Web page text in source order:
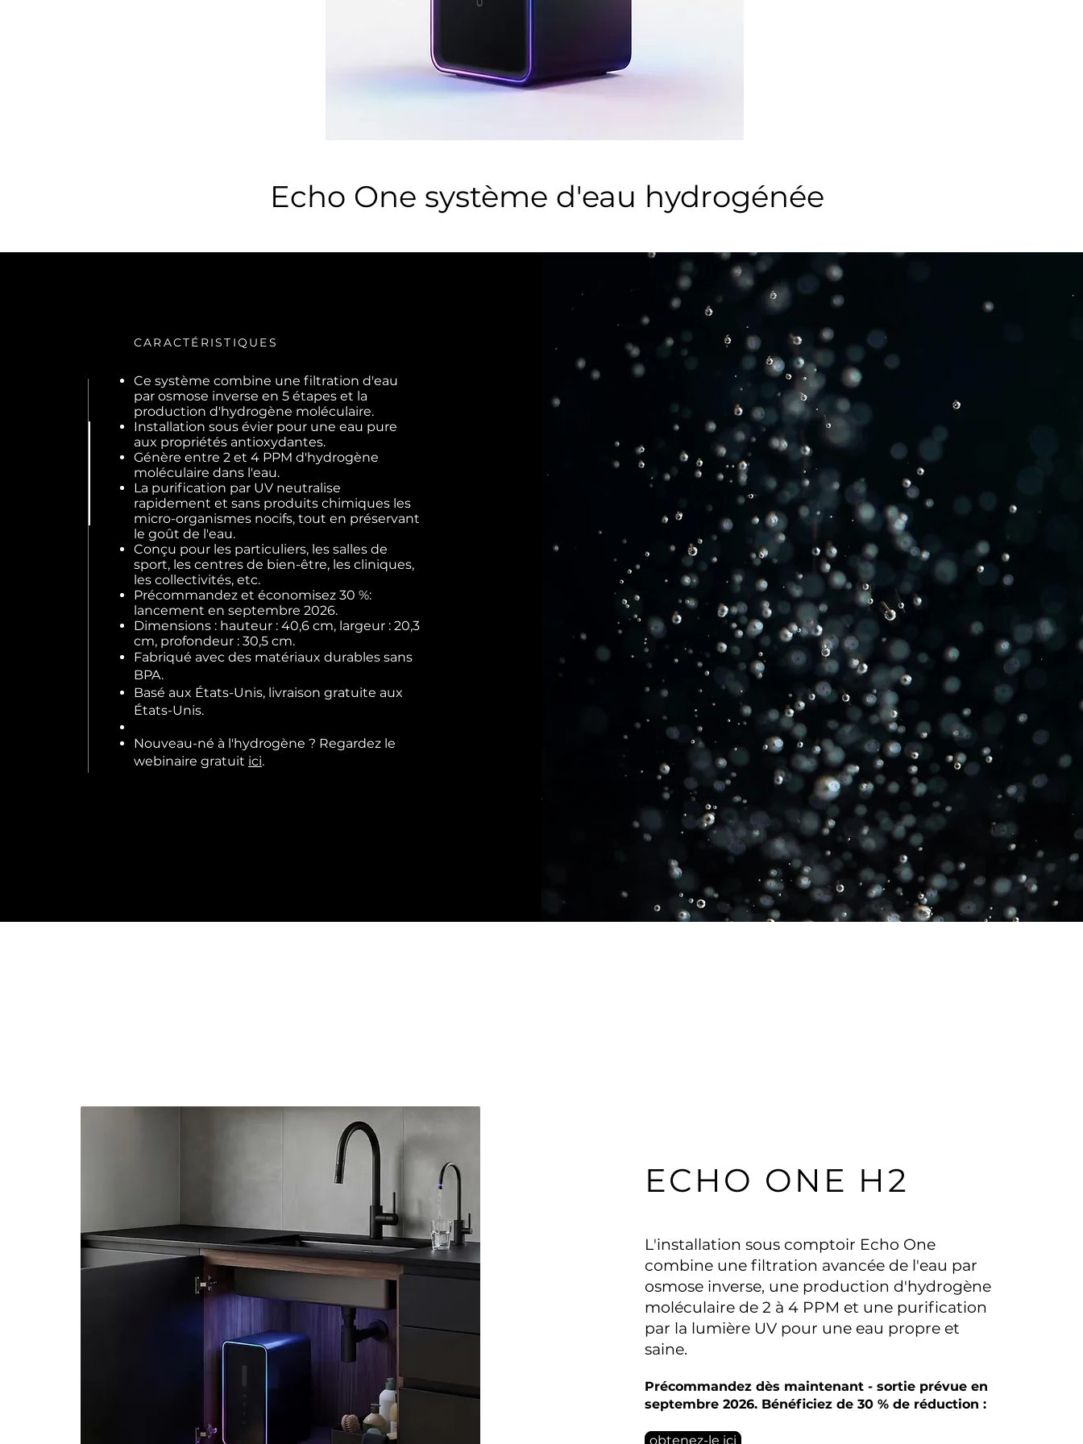
Echo One système d'eau hydrogénée
CARACTÉRISTIQUES
Ce système combine une filtration d'eau
par osmose inverse en 5 étapes et la
production d'hydrogène moléculaire.
Installation sous évier pour une eau pure
aux propriétés antioxydantes.
Génère entre 2 et 4 PPM d'hydrogène
moléculaire dans l'eau.
La purification par UV neutralise
rapidement et sans produits chimiques les
micro-organismes nocifs, tout en préservant
le goût de l'eau.
Conçu pour les particuliers, les salles de
sport, les centres de bien-être, les cliniques,
les collectivités, etc.
Précommandez et économisez 30 %:
lancement en septembre 2026.
Dimensions : hauteur : 40,6 cm, largeur : 20,3
cm, profondeur : 30,5 cm.
Fabriqué avec des matériaux durables sans
BPA.
Basé aux États-Unis, livraison gratuite aux
États-Unis.
Nouveau-né à l'hydrogène ? Regardez le
webinaire gratuit ici.
ECHO ONE H2
L'installation sous comptoir Echo One
combine une filtration avancée de l'eau par
osmose inverse, une production d'hydrogène
moléculaire de 2 à 4 PPM et une purification
par la lumière UV pour une eau propre et
saine.​
Précommandez dès maintenant - sortie prévue en
septembre 2026. Bénéficiez de 30 % de réduction :
obtenez-le ici